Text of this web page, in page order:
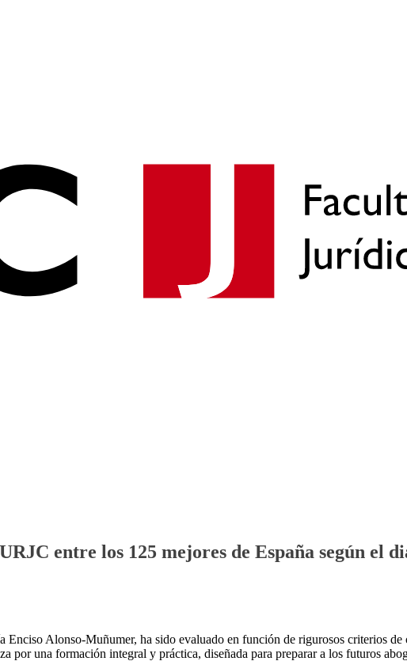
entre los 125 mejores de España según el
Alonso-Muñumer, ha sido evaluado en función de rigurosos criterios
por una formación integral y práctica, diseñada para preparar a los futuros